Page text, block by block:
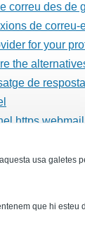
correu des de
de correu-
for your
the
de
https
usa galetes
que hi esteu